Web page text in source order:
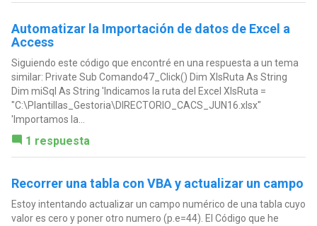
Automatizar la Importación de datos de Excel a
Access
Siguiendo este código que encontré en una respuesta a un tema
similar: Private Sub Comando47_Click() Dim XlsRuta As String
Dim miSql As String 'Indicamos la ruta del Excel XlsRuta =
"C:\Plantillas_Gestoria\DIRECTORIO_CACS_JUN16.xlsx"
'Importamos la...
1 respuesta
Recorrer una tabla con VBA y actualizar un campo
Estoy intentando actualizar un campo numérico de una tabla cuyo
valor es cero y poner otro numero (p.e=44). El Código que he